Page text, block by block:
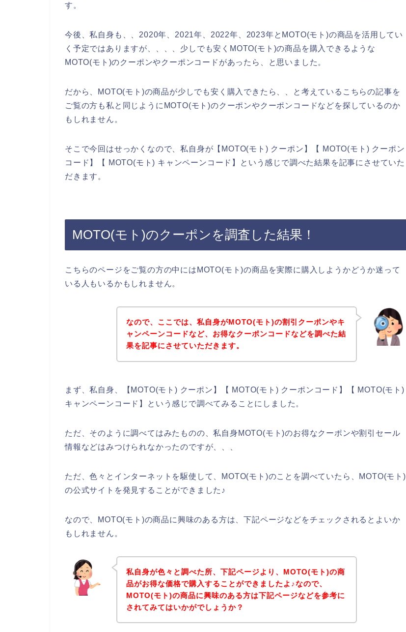
す。
今後、私自身も、、2020年、2021年、2022年、2023年とMOTO(モト)の商品を活用してい
く予定ではありますが、、、、少しでも安くMOTO(モト)の商品を購入できるような
MOTO(モト)のクーポンやクーポンコードがあったら、と思いました。
だから、MOTO(モト)の商品が少しでも安く購入できたら、、と考えているこちらの記事を
ご覧の方も私と同じようにMOTO(モト)のクーポンやクーポンコードなどを探しているのか
もしれません。
そこで今回はせっかくなので、私自身が【MOTO(モト) クーポン】【 MOTO(モト) クーポン
コード】【 MOTO(モト) キャンペーンコード】という感じで調べた結果を記事にさせていた
だきます。
MOTO(モト)のクーポンを調査した結果！
こちらのページをご覧の方の中にはMOTO(モト)の商品を実際に購入しようかどうか迷って
いる人もいるかもしれません。
なので、ここでは、私自身がMOTO(モト)の割引クーポンやキ
ャンペーンコードなど、お得なクーポンコードなどを調べた結
果を記事にさせていただきます。
まず、私自身、【MOTO(モト) クーポン】【 MOTO(モト) クーポンコード】【 MOTO(モト)
キャンペーンコード】という感じで調べてみることにしました。
ただ、そのように調べてはみたものの、私自身MOTO(モト)のお得なクーポンや割引セール
情報などはみつけられなかったのですが、、、
ただ、色々とインターネットを駆使して、MOTO(モト)のことを調べていたら、MOTO(モト)
の公式サイトを発見することができました♪
なので、MOTO(モト)の商品に興味のある方は、下記ページなどをチェックされるとよいか
もしれません。
私自身が色々と調べた所、下記ページより、MOTO(モト)の商
品がお得な価格で購入することができましたよ♪なので、
MOTO(モト)の商品に興味のある方は下記ページなどを参考に
されてみてはいかがでしょうか？